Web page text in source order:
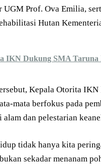
Prof. Ova Emilia,
Hutan
IKN Dukung SMA Taruna
Kepala Otorita
mata berfokus pada
dan pelestarian
tidak hanya kita
sekadar menanam